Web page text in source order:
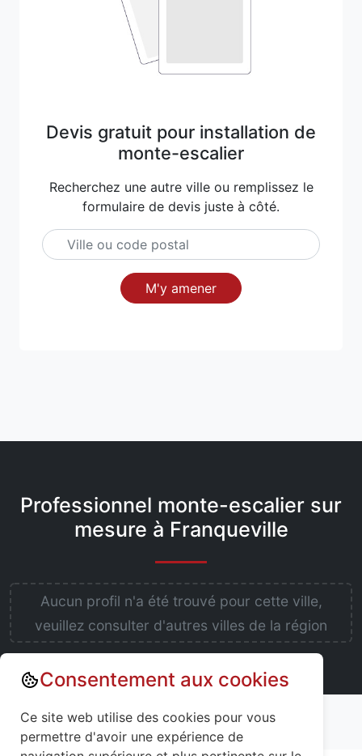
Devis gratuit pour installation de
monte-escalier
Recherchez une autre ville ou remplissez le
formulaire de devis juste à côté.
M'y amener
Professionnel monte-escalier sur
mesure à Franqueville
Aucun profil n'a été trouvé pour cette ville,
veuillez consulter d'autres villes de la région
Annuaire : Monte escalier
Aisne (02)
Franqueville (02140)
Consentement aux cookies
Ce site web utilise des cookies pour vous
permettre d'avoir une expérience de